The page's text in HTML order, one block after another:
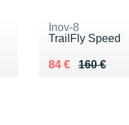
Inov-8
TrailFly Speed
160 €
Au lieu de 160 €
84 €
Vendu 84 €